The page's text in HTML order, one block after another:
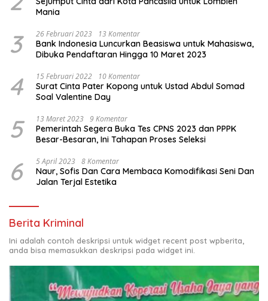
Mania
3 26 Februari 2023 13 Komentar
Bank Indonesia Luncurkan Beasiswa untuk Mahasiswa,
Dibuka Pendaftaran Hingga 10 Maret 2023
4 15 Februari 2022 10 Komentar
Surat Cinta Pater Kopong untuk Ustad Abdul Somad
Soal Valentine Day
5 13 Maret 2023 9 Komentar
Pemerintah Segera Buka Tes CPNS 2023 dan PPPK
Besar-Besaran, Ini Tahapan Proses Seleksi
6 5 April 2023 8 Komentar
Naur, Sofis Dan Cara Membaca Komodifikasi Seni Dan
Jalan Terjal Estetika
Berita Kriminal
Ini adalah contoh deskripsi untuk widget recent post wpberita,
anda bisa memasukkan deskripsi pada widget ini.